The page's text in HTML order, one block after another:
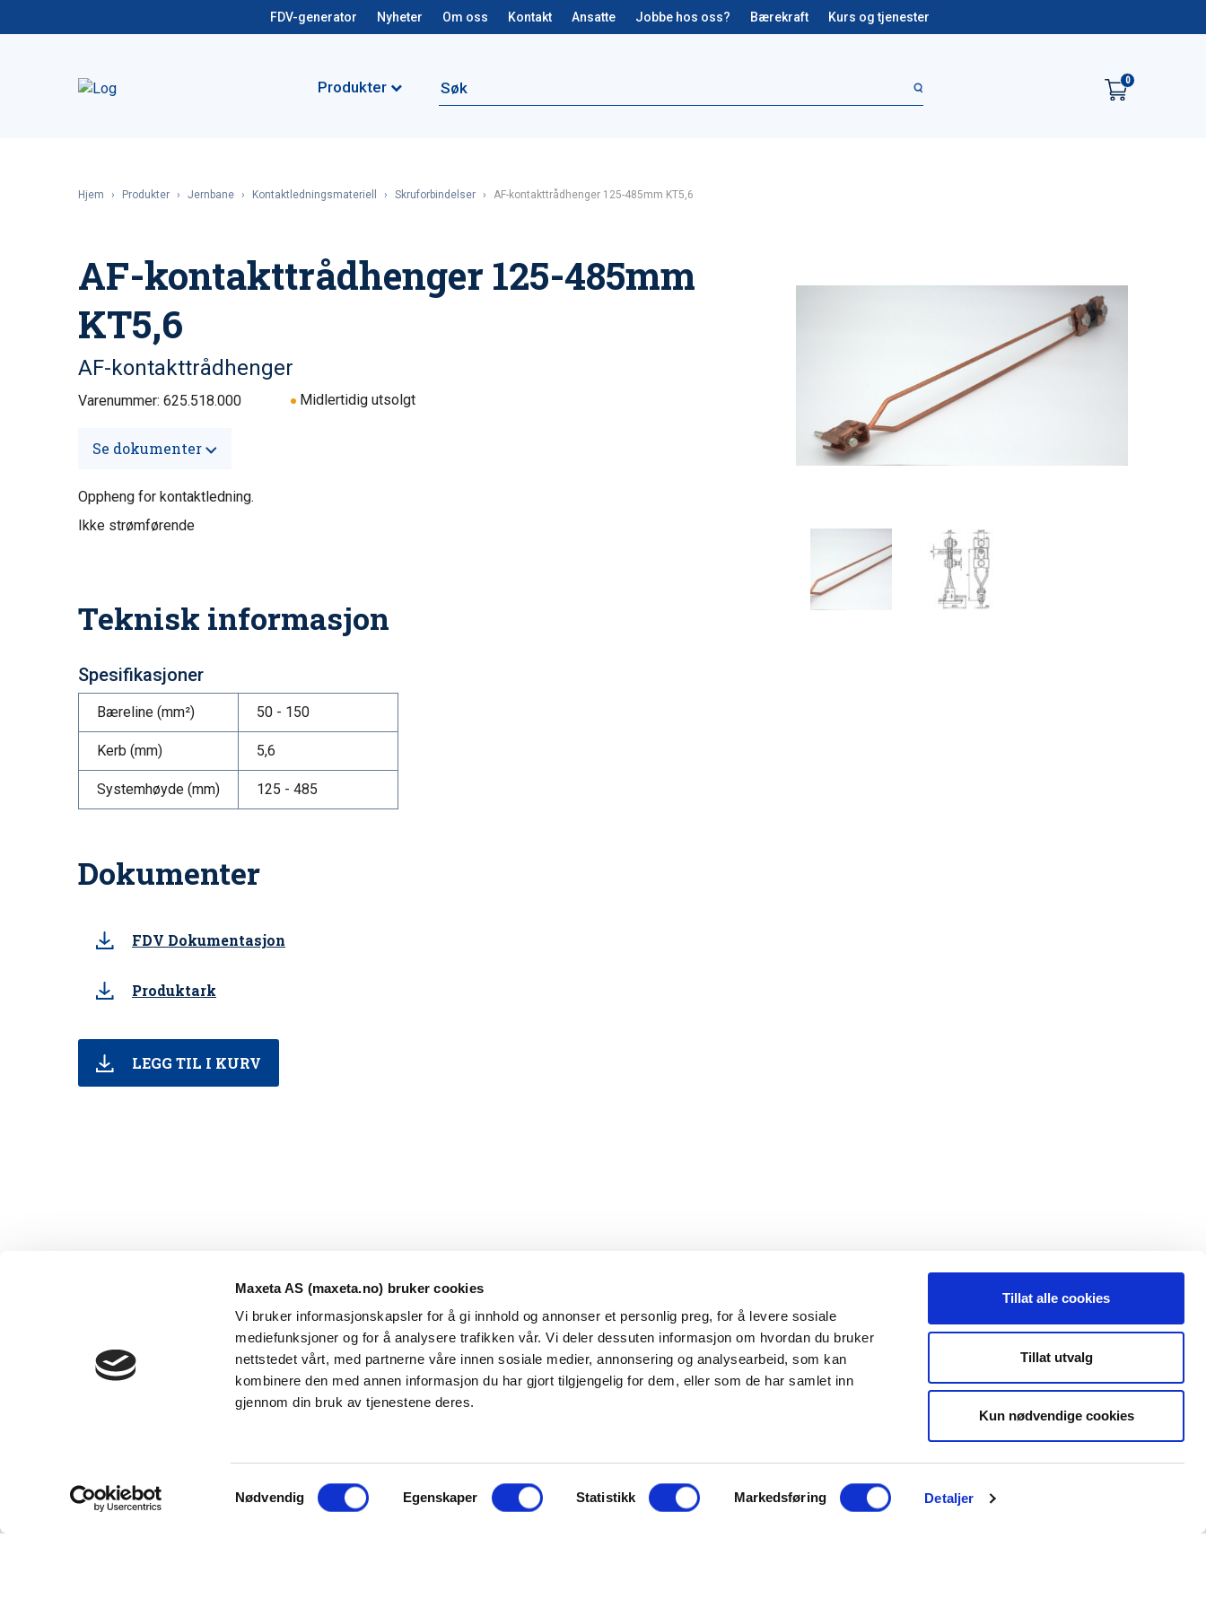
Maxeta AS (maxeta.no) bruker cookies
Vi bruker informasjonskapsler for å gi innhold og annonser et personlig preg, for å levere sosiale
mediefunksjoner og for å analysere trafikken vår. Vi deler dessuten informasjon om hvordan du bruker
nettstedet vårt, med partnerne våre innen sosiale medier, annonsering og analysearbeid, som kan
kombinere den med annen informasjon du har gjort tilgjengelig for dem, eller som de har samlet inn
gjennom din bruk av tjenestene deres.
Nødvendig Egenskaper Statistikk Markedsføring Detaljer
Tillat alle cookies
Tillat utvalg
Kun nødvendige cookies
FDV-generator Nyheter Om oss Kontakt Ansatte Jobbe hos oss? Bærekraft Kurs og tjenester
Produkter 0
Hjem › Produkter › Jernbane › Kontaktledningsmateriell › Skruforbindelser › AF-kontakttrådhenger 125-485mm KT5,6
AF-kontakttrådhenger 125-485mm
KT5,6
AF-kontakttrådhenger
Varenummer: 625.518.000 Midlertidig utsolgt
Se dokumenter
Oppheng for kontaktledning.
Ikke strømførende
Teknisk informasjon
Spesifikasjoner
Bæreline (mm²) 50 - 150
Kerb (mm) 5,6
Systemhøyde (mm) 125 - 485
Dokumenter
FDV Dokumentasjon
Produktark
LEGG TIL I KURV
Maxeta AS har forsynt Norge med elektro-tekniske
© 2026 Maxeta AS. Alle rettigheter reservert.
Hovedkontor
Maxeta AS
Man - fre 0800 - 1600
Kontakt oss
Telefon:+47 35 91 40 00
Leveranseområder
Elektroinstallasjon
Elforsyning